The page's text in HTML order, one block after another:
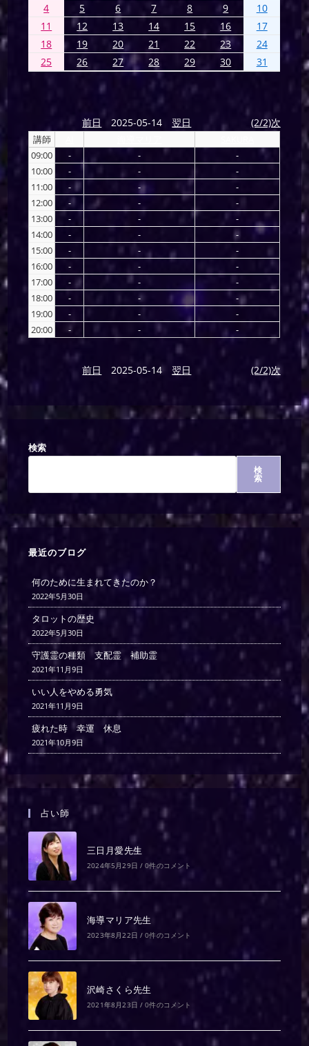
4
5 6 7 8 9
10
11
12 13 14 15 16
17
18
19 20 21 22 23
24
25
26 27 28 29 30 31
前日 2025-05-14 翌日 (2/2)次
講師
09:00
- -
-
10:00
- -
-
11:00
- -
-
12:00
- -
-
13:00
- -
-
14:00
- -
-
15:00
- -
-
16:00
- -
-
17:00
- -
-
18:00
- -
-
19:00
- -
-
20:00
- - -
前日 2025-05-14 翌日 (2/2)次
検索
検
索
最近のブログ
何のために生まれてきたのか？
2022年5月30日
タロットの歴史
2022年5月30日
守護霊の種類 支配霊 補助霊
2021年11月9日
いい人をやめる勇気
2021年11月9日
疲れた時 幸運 休息
2021年10月9日
占い師
三日月愛先生
2024年5月29日 / 0件のコメント
海導マリア先生
2023年8月22日 / 0件のコメント
沢崎さくら先生
2021年8月23日 / 0件のコメント